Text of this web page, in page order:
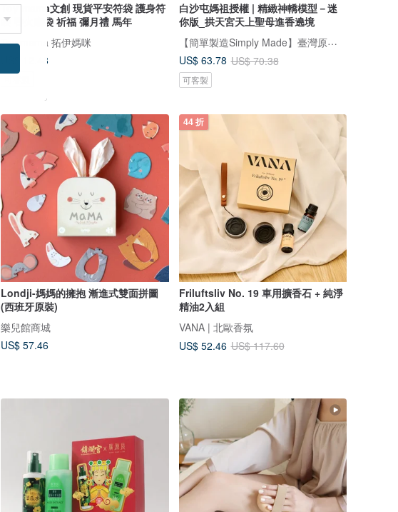
Toy mama文創 現貨平安符袋 護身符
袋 香火廟袋 祈福 彌月禮 馬年
Toy mama 拓伊媽咪
US$ 12.48
白沙屯媽祖授權 | 精緻神轎模型－迷
你版_拱天宮天上聖母進香遶境
【簡單製造Simply Made】臺灣原創積木｜商品研發設計IP授權聯名
US$ 63.78 US$ 70.38
可客製
Londji-媽媽的擁抱 漸進式雙面拼圖
(西班牙原裝)
樂兒館商城
US$ 57.46
44 折
Friluftsliv No. 19 車用擴香石 + 純淨
精油2入組
VANA | 北歐香氛
US$ 52.46 US$ 117.60